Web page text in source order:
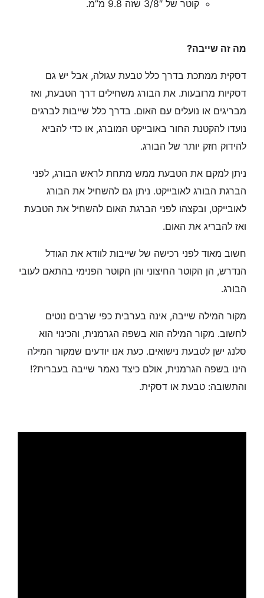
קוטר של 3/8″ שזה 9.8 מ”מ.
מה זה שייבה?
דסקית ממתכת בדרך כלל טבעת עגולה, אבל יש גם
דסקיות מרובעות. את הבורג משחילים דרך הטבעת, ואז
מבריגים או נועלים עם האום. בדרך כלל שייבות לברגים
נועדו להקטנת החור באובייקט המוברג, או כדי להביא
להידוק חזק יותר של הבורג.
ניתן למקם את הטבעת ממש מתחת לראש הבורג, לפני
הברגת הבורג לאובייקט. ניתן גם להשחיל את הבורג
לאובייקט, ובקצהו לפני הברגת האום להשחיל את הטבעת
ואז להבריג את האום.
חשוב מאוד לפני רכישה של שייבות לוודא את הגודל
הנדרש, הן הקוטר החיצוני והן הקוטר הפנימי בהתאם לעובי
הבורג.
מקור המילה שייבה, אינה בערבית כפי שרבים נוטים
לחשוב. מקור המילה הוא בשפה הגרמנית, והכינוי הוא
סלנג ישן לטבעת נישואים. כעת אנו יודעים שמקור המילה
הינו בשפה הגרמנית, אולם כיצד נאמר שייבה בעברית?!
והתשובה: טבעת או דסקית.